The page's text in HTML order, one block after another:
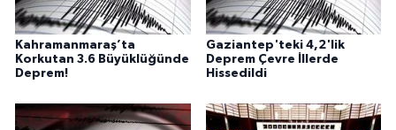
Kahramanmaraş’ta
Korkutan 3.6 Büyüklüğünde
Deprem!
Gaziantep'teki 4,2'lik
Deprem Çevre İllerde
Hissedildi